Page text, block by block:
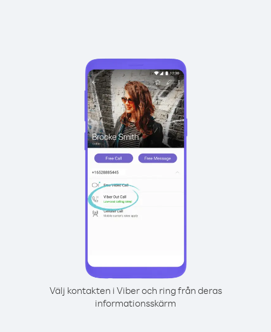
Välj kontakten i Viber och ring från deras
informationsskärm